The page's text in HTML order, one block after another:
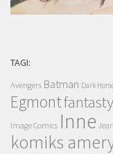
TAGI:
Avengers Batman Dark
Egmont
Image Comics Inne
komiks